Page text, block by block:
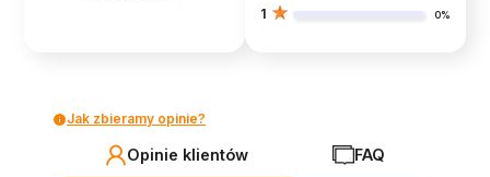
1 0%
Jak zbieramy opinie?
Opinie klientów FAQ